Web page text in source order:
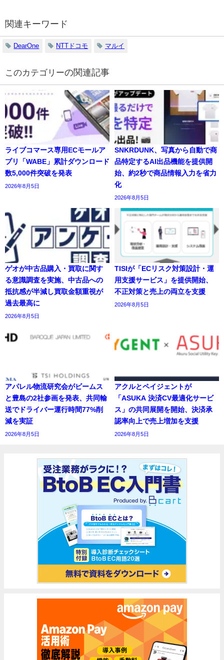
関連キーワード
DearOne NTTドコモ マルイ
の関連記事
ライブコマース専用ECモールア
プリ「WABE」累計ダウンロード
数5,000件突破を発表
2026年8月5日
SNKRDUNK、写真から自動で商
品特定するAI出品機能を提供開
始、約2秒で商品情報入力を省力
化
2026年8月5日
ゲオが中古品購入・買取に関す
る意識調査を実施、中古品への
抵抗感が半減し買取金額重視が
過去最高に
2026年8月5日
TISIが「ECリスク対策設計・運
用支援サービス」を提供開始、
不正対策と売上の両立を支援
2026年8月5日
アパレル物流研究会がビームス
と豊島の2社参画を発表、共同輸
送でドライバー運行時間77%削
減を実証
2026年8月5日
アクルとペイジェントが
「ASUKA 決済CV最適化サービ
ス」の共同展開を開始、決済承
認率向上で売上増加を支援
2026年8月5日